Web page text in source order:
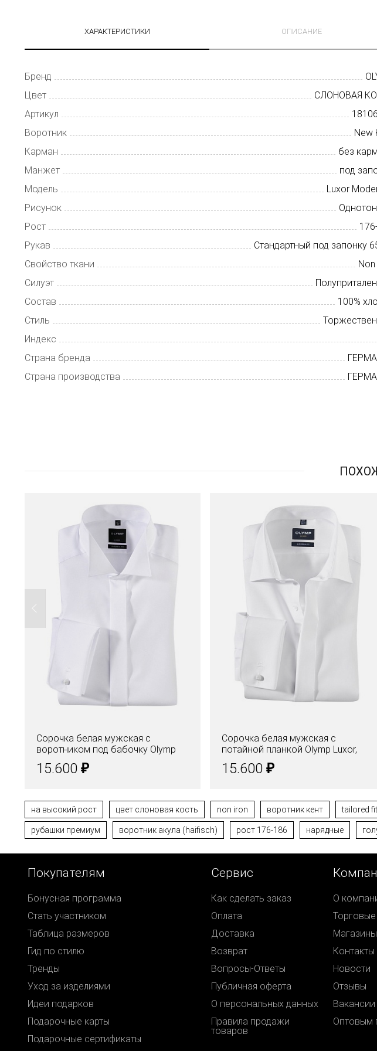
ХАРАКТЕРИСТИКИ ОПИСАНИЕ
Бренд
Цвет
СЛОНОВАЯ
Артикул
Воротник
New
Карман
без
Манжет
под
Модель
Luxor
Рисунок
Рост
Рукав
Стандартный под запонку
Свойство ткани
Силуэт
Состав
100%
Стиль
Индекс
Страна бренда
Страна производства
Сорочка белая мужская с
воротником под бабочку Olymp
Luxor, modern fit
15.600 ₽
Сорочка белая мужская с
потайной планкой Olymp Luxor,
modern fit
15.600 ₽
на высокий рост цвет слоновая кость non iron воротник кент tailored fit
рубашки премиум воротник акула (haifisch) рост 176-186 нарядные
Покупателям
Бонусная программа
Стать участником
Таблица размеров
Гид по стилю
Тренды
Уход за изделиями
Идеи подарков
Подарочные карты
Подарочные сертификаты
Сервис
Как сделать заказ
Оплата
Доставка
Возврат
Вопросы-Ответы
Публичная оферта
О персональных данных
Правила продажи
товаров
О
Магазины
Контакты
Новости
Отзывы
Вакансии
Оптовым